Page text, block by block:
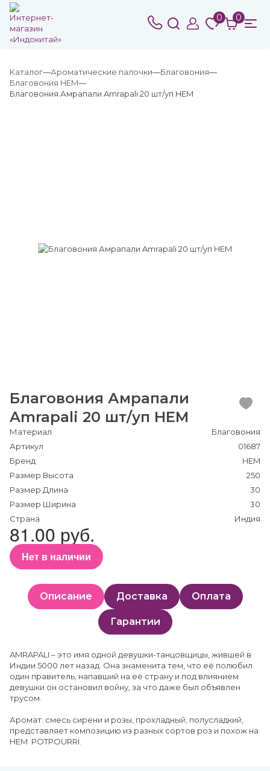
0 0
Каталог Ароматические палочки
Благовония
Благовония HEM
Благовония Амрапали Amrapali 20 шт/уп HEM
Благовония Амрапали
Amrapali 20 шт/уп HEM
Материал
Благовония
Артикул
01687
Бренд
HEM
Размер Высота
250
Размер Длина
30
Размер Ширина
30
Страна
Индия
81.00 руб.
Нет в наличии
Описание Доставка Оплата
Гарантии
AMRAPALI – это имя одной девушки-танцовщицы, жившей в
Индии 5000 лет назад. Она знаменита тем, что её полюбил
один правитель, напавший на её страну и под влиянием
девушки он остановил войну, за что даже был объявлен
трусом.
Аромат: смесь сирени и розы, прохладный, полусладкий,
представляет композицию из разных сортов роз и похож на
HEM POTPOURRI.